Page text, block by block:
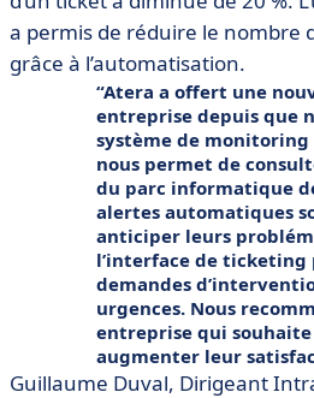
a permis de réduire le nombre
grâce à l’automatisation.
Atera a offert une
entreprise depuis que
système de
nous permet de
du parc informatique
alertes automatiques
anticiper leurs
l’interface de ticketing
demandes
urgences. Nous
entreprise qui
augmenter leur
Guillaume Duval, Dirigeant